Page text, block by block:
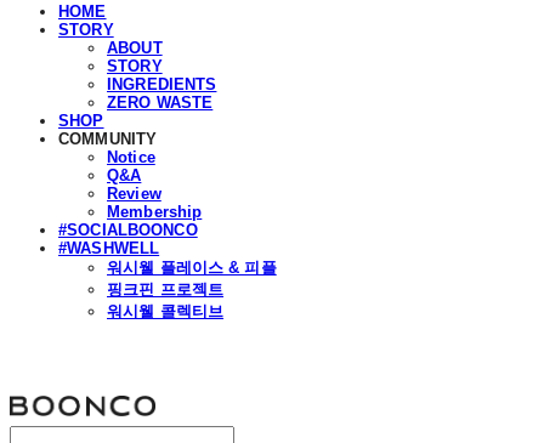
HOME
STORY
ABOUT
STORY
INGREDIENTS
ZERO WASTE
SHOP
COMMUNITY
Notice
Q&A
Review
Membership
#SOCIALBOONCO
#WASHWELL
워시웰 플레이스 & 피플
핑크핀 프로젝트
워시웰 콜렉티브